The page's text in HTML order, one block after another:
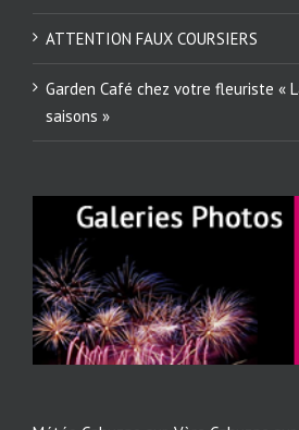
ATTENTION FAUX COURSIERS
Garden Café chez votre fleuriste «
saisons »